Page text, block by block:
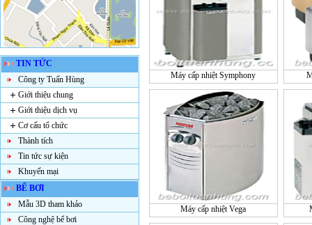
TIN TỨC
Công ty Tuấn Hùng
Giới thiệu chung
Giới thiệu dịch vụ
Cơ cấu tổ chức
Thành tích
Tin tức sự kiện
Khuyến mại
BỂ BƠI
Mẫu 3D tham khảo
Công nghệ bể bơi
Máy cấp nhiệt Symphony
Máy cấp nhiệt Vega